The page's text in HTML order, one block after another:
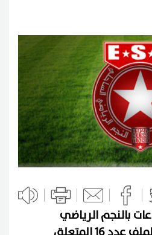
بالنجم الرياضي